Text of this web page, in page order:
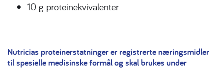
10 g proteinekvivalenter
Nutricias proteinerstatninger er registrerte næringsmidler
til spesielle medisinske formål og skal brukes under